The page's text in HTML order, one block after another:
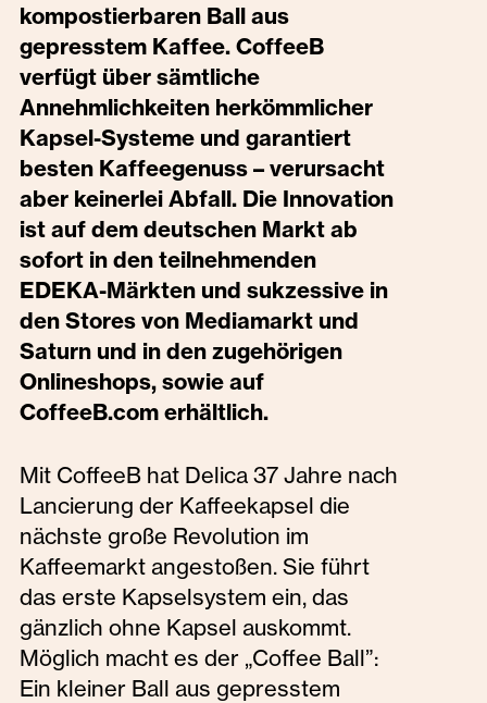
kompostierbaren Ball aus
gepresstem Kaffee. CoffeeB
verfügt über sämtliche
Annehmlichkeiten herkömmlicher
Kapsel-Systeme und garantiert
besten Kaffeegenuss – verursacht
aber keinerlei Abfall. Die Innovation
ist auf dem deutschen Markt ab
sofort in den teilnehmenden
EDEKA-Märkten und sukzessive in
den Stores von Mediamarkt und
Saturn und in den zugehörigen
Onlineshops, sowie auf
CoffeeB.com erhältlich.
Mit CoffeeB hat Delica 37 Jahre nach
Lancierung der Kaffeekapsel die
nächste große Revolution im
Kaffeemarkt angestoßen. Sie führt
das erste Kapselsystem ein, das
gänzlich ohne Kapsel auskommt.
Möglich macht es der „Coffee Ball”:
Ein kleiner Ball aus gepresstem